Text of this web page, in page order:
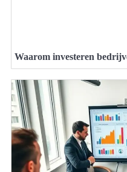
Waarom investeren